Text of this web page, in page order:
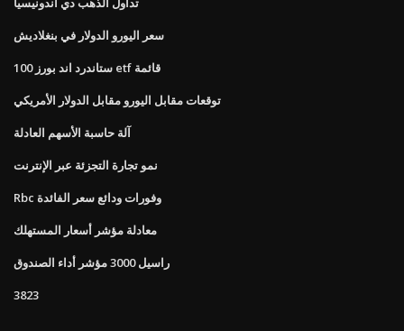
سعر اليورو الدولار في بنغلاديش
ستاندرد اند بورز 100 etf قائمة
توقعات مقابل اليورو مقابل الدولار الأمريكي
آلة حاسبة الأسهم العادلة
نمو تجارة التجزئة عبر الإنترنت
Rbc وفورات ودائع سعر الفائدة
معادلة مؤشر أسعار المستهلك
راسيل 3000 مؤشر أداء الصندوق
3823